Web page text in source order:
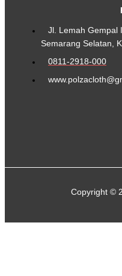
Jl. Lemah Gempal
Semarang Selatan,
0811-2918-000
Copyright ©